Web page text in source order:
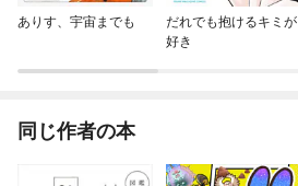
ありす、宇宙までも
だれでも抱けるキミが
好き
同じ作者の本